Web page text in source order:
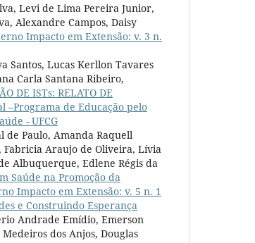
Levi de Lima Pereira Junior,
Alexandre Campos, Daisy
Impacto em Extensão: v. 3 n.
Santos, Lucas Kerllon Tavares
Carla Santana Ribeiro,
DE ISTs: RELATO DE
–Programa de Educação pelo
- UFCG
de Paulo, Amanda Raquell
Fabricia Araujo de Oliveira, Lívia
Albuquerque, Edlene Régis da
Saúde na Promoção da
Impacto em Extensão: v. 5 n. 1
e Construindo Esperança
Andrade Emídio, Emerson
dos Anjos, Douglas